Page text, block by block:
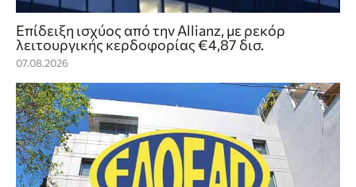
Επίδειξη ισχύος από την Allianz, με ρεκόρ
λειτουργικής κερδοφορίας €4,87 δισ.
07.08.2026